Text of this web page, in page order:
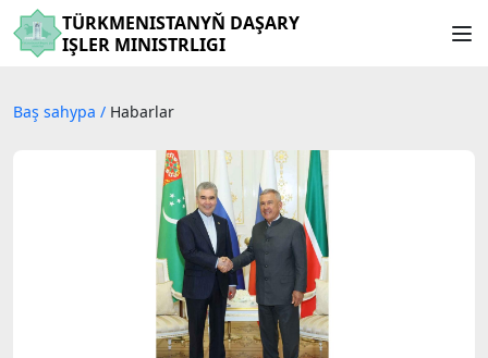
TÜRKMENISTANYŇ DAŞARY
IŞLER MINISTRLIGI
Baş sahypa / Habarlar